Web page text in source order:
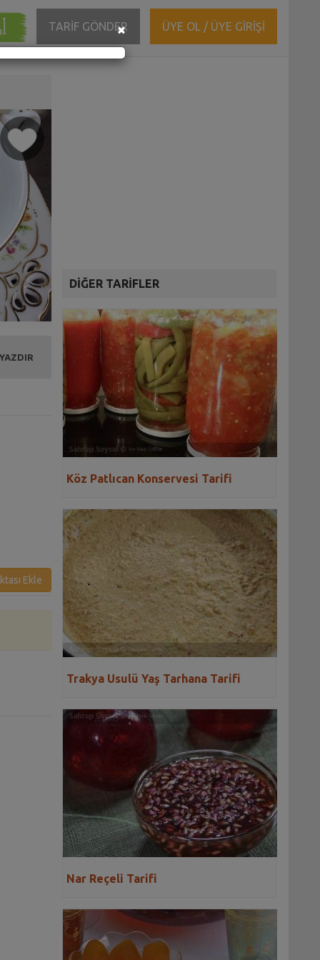
TARİF GÖNDER ÜYE OL / ÜYE GİRİŞİ
Ekle
DİĞER TARİFLER
Köz Patlıcan Konservesi Tarifi
Trakya Usulü Yaş Tarhana Tarifi
Nar Reçeli Tarifi
×Close